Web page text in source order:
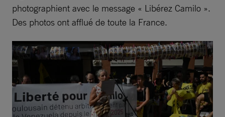
photographient avec le message « Libérez Camilo ».
Des photos ont afflué de toute la France.